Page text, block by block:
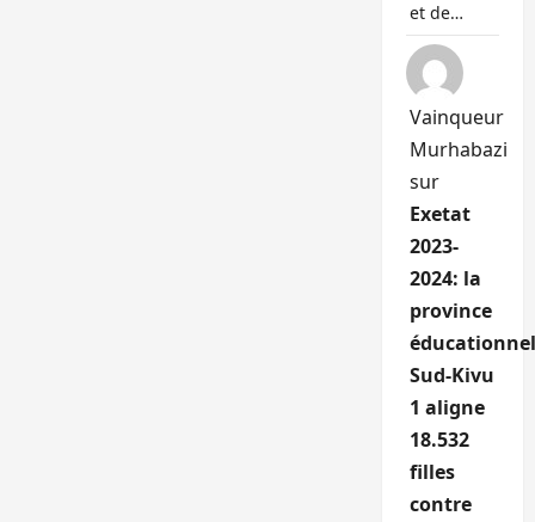
et de…
Vainqueur
Murhabazi
sur
Exetat
2023-
2024: la
province
Sud-Kivu
1 aligne
18.532
filles
contre